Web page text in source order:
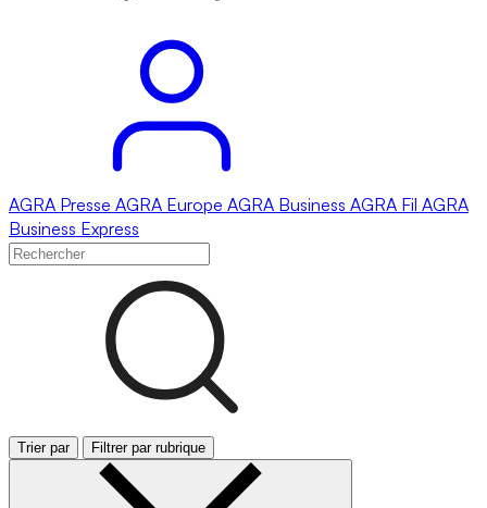
AGRA Presse AGRA Europe AGRA Business AGRA Fil AGRA
Business Express
Trier par Filtrer par rubrique